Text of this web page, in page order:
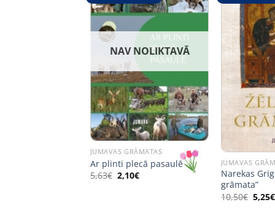
NAV NOLIKTAVĀ
JUMAVAS GRĀMATAS
Ar plinti plecā pasaulē
5,63€ Original
price
2,10€Current
JUMAVAS
Narekas
grāmata”
10,50€
price
5,25€